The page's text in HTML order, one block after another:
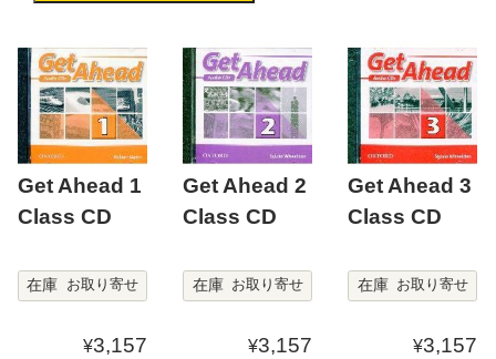
Get Ahead 1
Class CD
在庫 お取り寄せ
¥3,157
Get Ahead 2
Class CD
在庫 お取り寄せ
¥3,157
Get Ahead 3
Class CD
在庫 お取り寄せ
¥3,157